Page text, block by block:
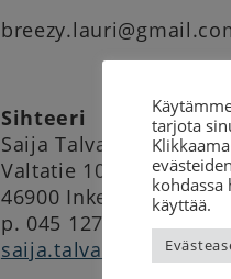
Sihteeri
Saija Talvala
Valtatie 10 as. 22
46900 Inkeroinen
p. 045 127 8476
tarjota
kohdassa
käyttää.